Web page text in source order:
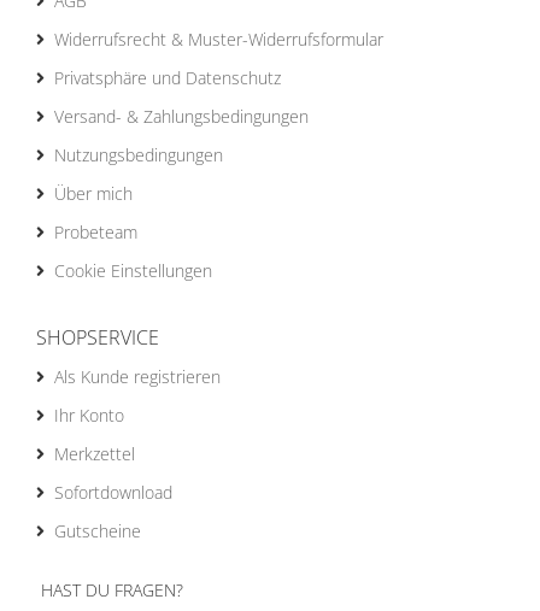
Widerrufsrecht & Muster-Widerrufsformular
Privatsphäre und Datenschutz
Versand- & Zahlungsbedingungen
Nutzungsbedingungen
Über mich
Probeteam
Cookie Einstellungen
SHOPSERVICE
Als Kunde registrieren
Ihr Konto
Merkzettel
Sofortdownload
Gutscheine
HAST DU FRAGEN?